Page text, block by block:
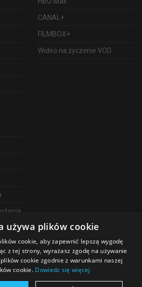
CANAL+
FILMBOX+
Wideo na życzenie VOD
używa plików cookie
cookie, aby zapewnić lepszą wygodę
z tej strony, wyrażasz zgodę na używanie
cookie zgodnie z warunkami naszej
cookie. Dowiedz się więcej